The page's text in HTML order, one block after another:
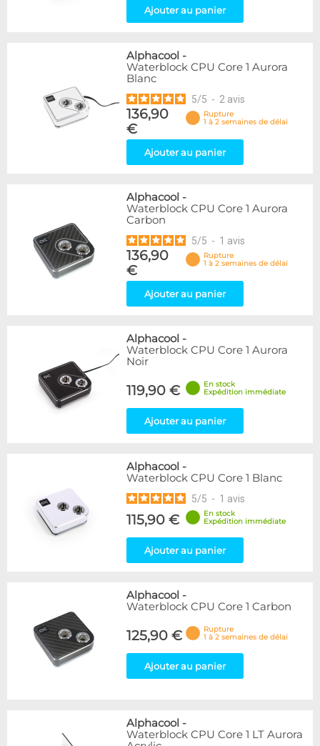
Ajouter au panier
Alphacool -
Waterblock CPU Core 1 Aurora
Blanc
5/5 - 2 avis
136,90
€
Rupture
1 à 2 semaines de délai
Ajouter au panier
Alphacool -
Waterblock CPU Core 1 Aurora
Carbon
5/5 - 1 avis
136,90
€
Rupture
1 à 2 semaines de délai
Ajouter au panier
Alphacool -
Waterblock CPU Core 1 Aurora
Noir
119,90 €
En stock
Expédition immédiate
Ajouter au panier
Alphacool -
Waterblock CPU Core 1 Blanc
5/5 - 1 avis
115,90 €
En stock
Expédition immédiate
Ajouter au panier
Alphacool -
Waterblock CPU Core 1 Carbon
125,90 €
Rupture
1 à 2 semaines de délai
Ajouter au panier
Alphacool -
Waterblock CPU Core 1 LT Aurora